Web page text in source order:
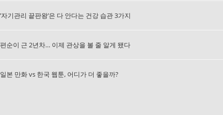
’자기관리 끝판왕’은 다 안다는 건강 습관 3가지
편순이 근 2년차… 이제 관상을 볼 줄 알게 됐다
일본 만화 vs 한국 웹툰, 어디가 더 좋을까?